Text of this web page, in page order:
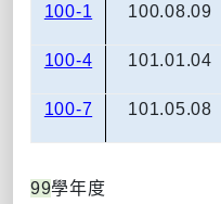
100-1 100.08.09
100-4 101.01.04
100-7 101.05.08
99學年度